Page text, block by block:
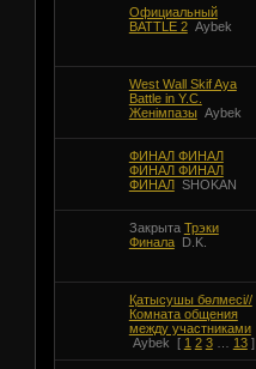
Официальный
BATTLE 2 Aybek
West Wall Skif Aya
Battle in Y.C.
Женiмпазы Aybek
ФИНАЛ ФИНАЛ
ФИНАЛ ФИНАЛ
ФИНАЛ SHOKAN
Закрыта Трэки
Финала
D.K.
Қатысушы бөлмесі//
Комната общения
между участниками
Aybek [ 1 2 3 13 ]